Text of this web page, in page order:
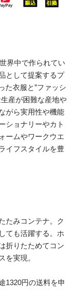
界中で作られてい
として提案するプ
た衣服と”ファッシ
産が困難な産地や
がら実用性や機能
ショナリーやカト
ームやワークウエ
イフスタイルを豊
たみコンテナ。ク
ても活躍する。ホ
折りたためてコン
を実現。
1320円の送料を申